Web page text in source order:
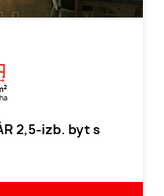
2 3
2
2,5-izb. byt s